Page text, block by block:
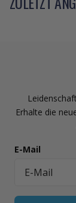
Erhalte die
E-Mail